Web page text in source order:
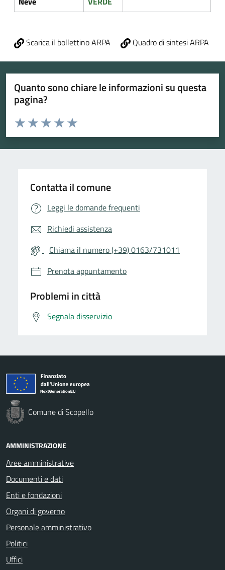
Scarica il bollettino ARPA Quadro di sintesi ARPA
Quanto sono chiare le informazioni su questa
pagina?
Valuta da 1 a 5 stelle la pagina
Valuta 5 stelle su 5
Valuta 4 stelle su 5
Valuta 3 stelle su 5
Valuta 2 stelle su 5
Valuta 1 stelle su 5
Contatta il comune
Leggi le domande frequenti
Richiedi assistenza
Chiama il numero (+39) 0163/731011
Prenota appuntamento
Problemi in città
Segnala disservizio
Comune di Scopello
AMMINISTRAZIONE
Aree amministrative
Documenti e dati
Enti e fondazioni
Organi di governo
Personale amministrativo
Politici
Uffici